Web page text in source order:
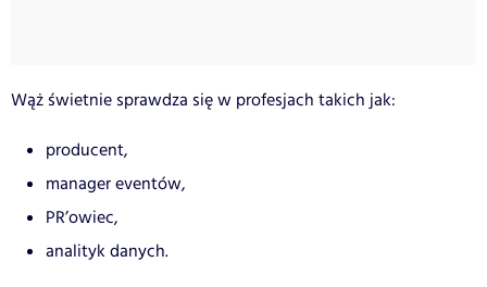
Wąż świetnie sprawdza się w profesjach takich jak:
producent,
manager eventów,
PR’owiec,
analityk danych.